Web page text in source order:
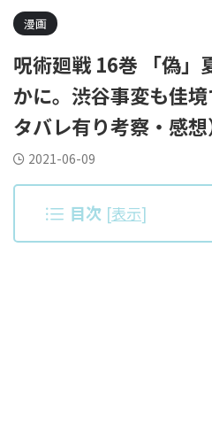
漫画
呪術廻戦 16巻 「偽」
かに。渋谷事変も佳
タバレ有り考察・感想
2021-06-09
目次 [表示]